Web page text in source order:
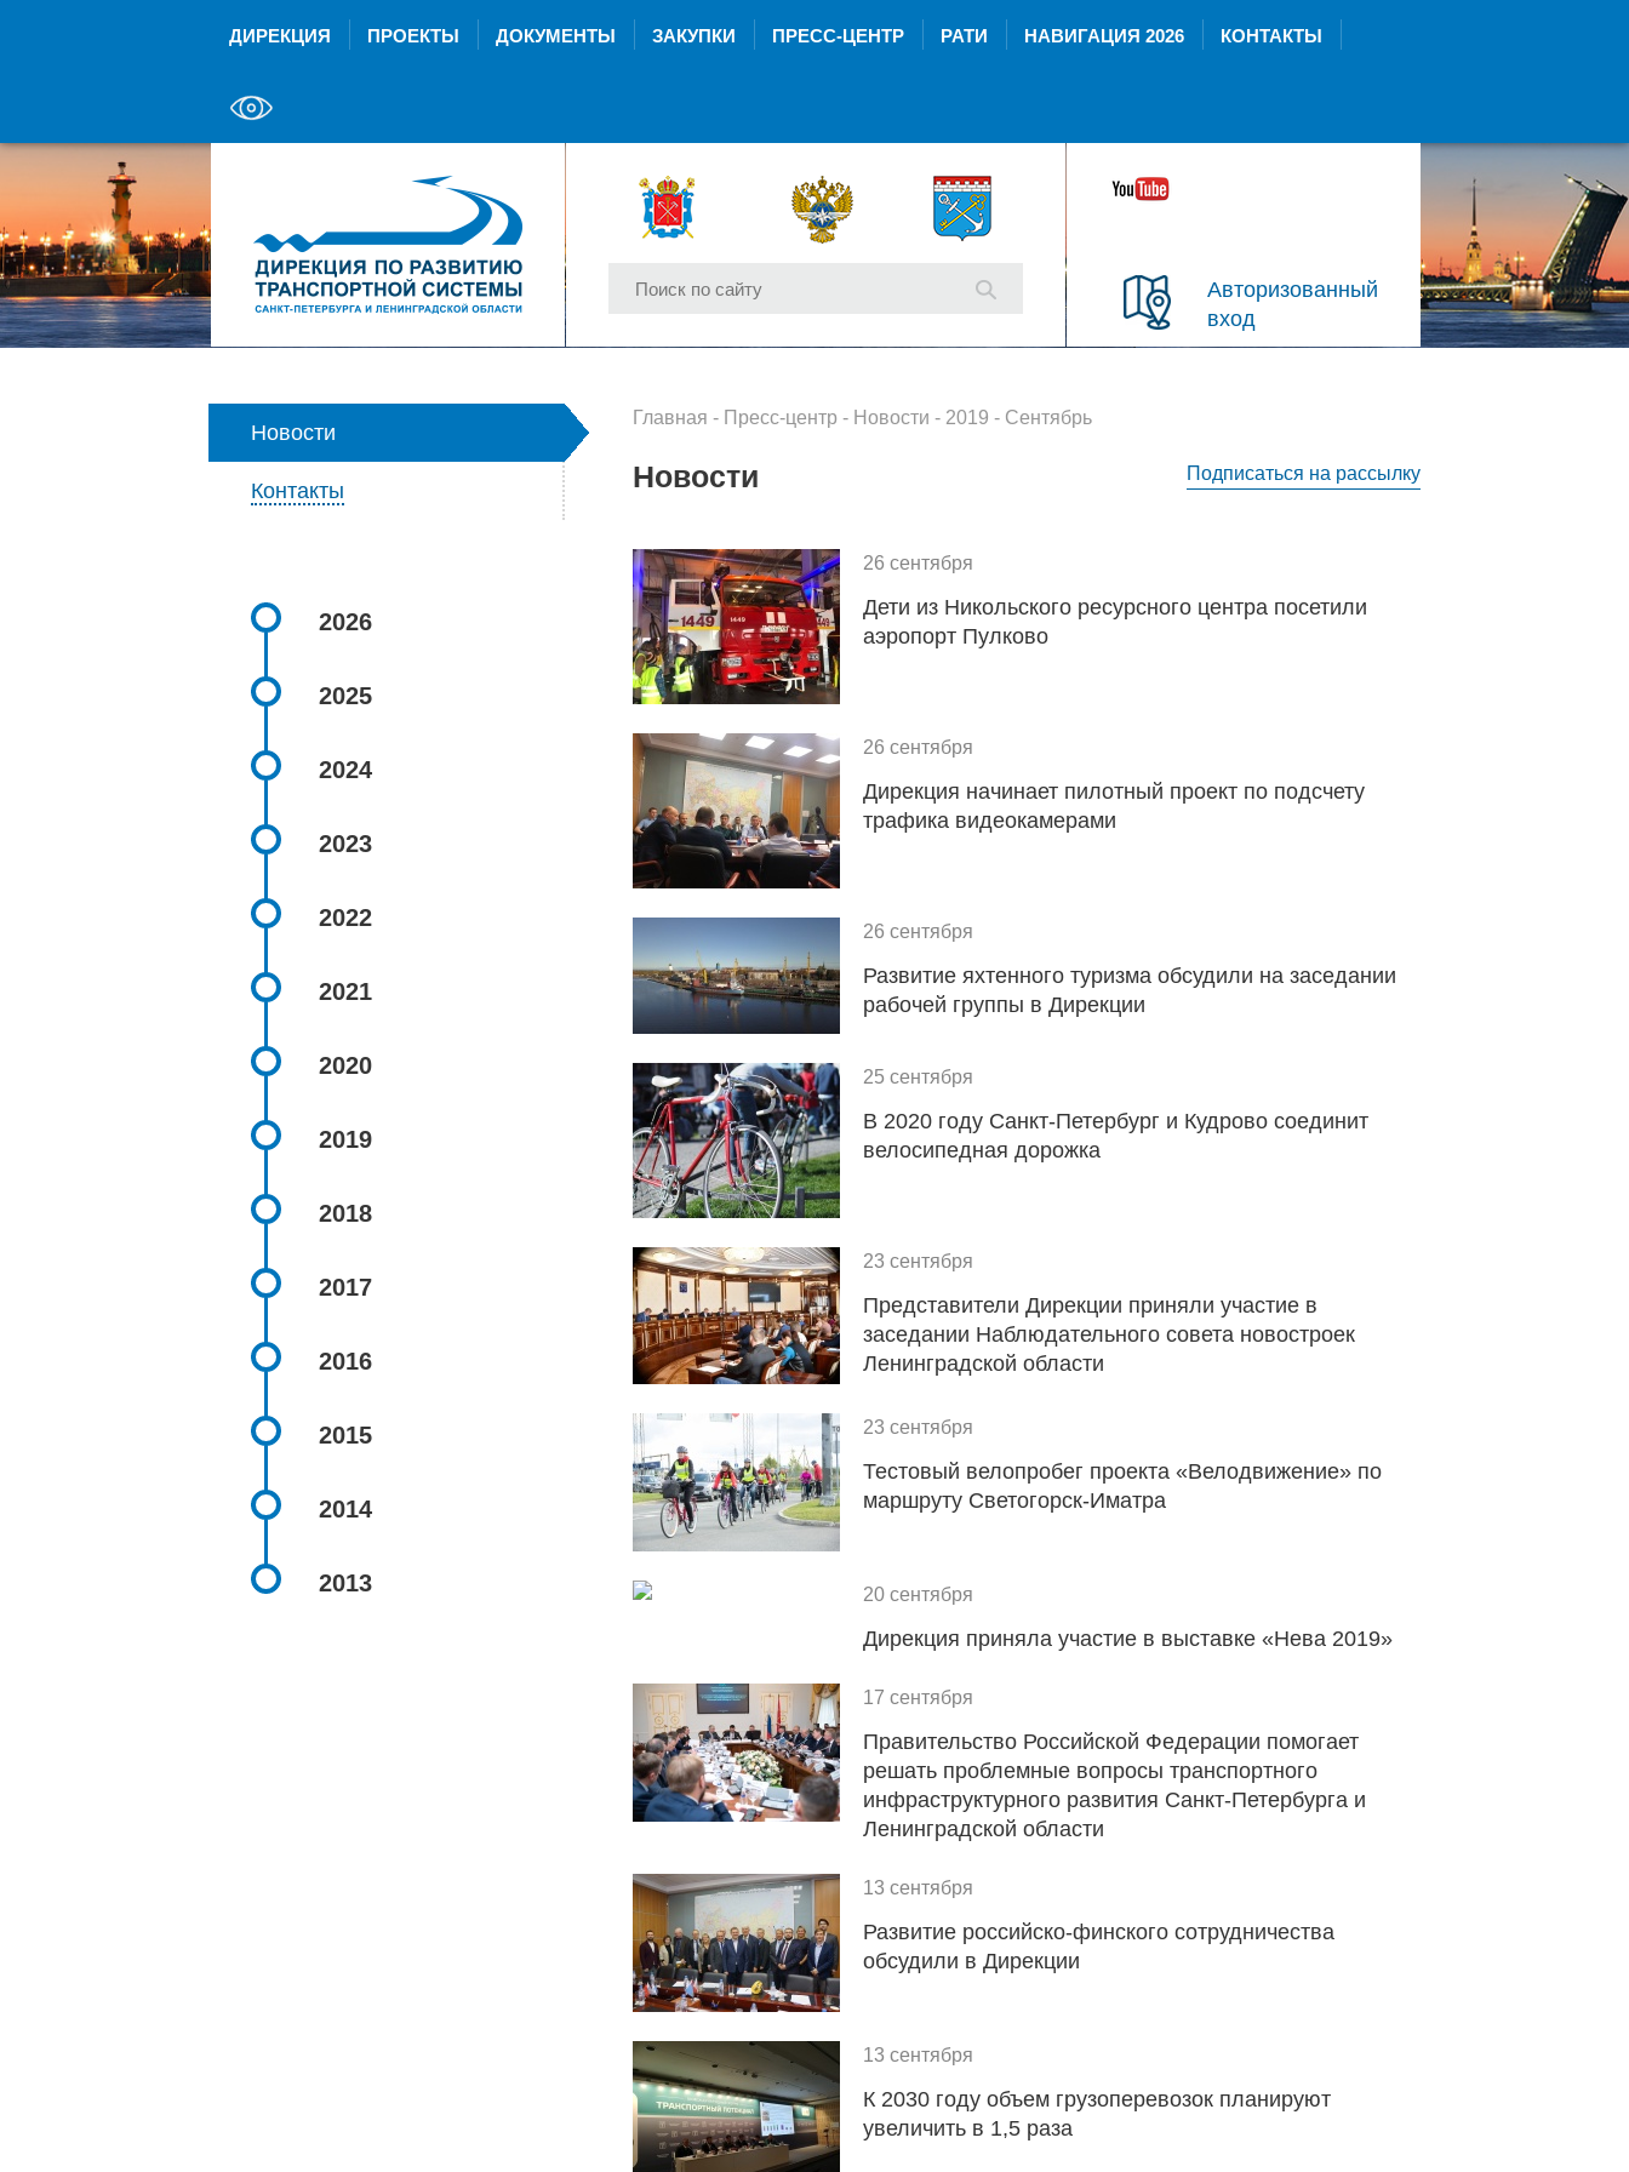
ДИРЕКЦИЯ ПРОЕКТЫ ДОКУМЕНТЫ ЗАКУПКИ ПРЕСС-ЦЕНТР РАТИ НАВИГАЦИЯ 2026 КОНТАКТЫ
Авторизованный
вход
Новости
Контакты
2026
2025
2024
2023
2022
2021
2020
2019
2018
2017
2016
2015
2014
2013
Главная - Пресс-центр - Новости - 2019 - Сентябрь
Новости Подписаться на рассылку
26 сентября
Дети из Никольского ресурсного центра посетили
аэропорт Пулково
26 сентября
Дирекция начинает пилотный проект по подсчету
трафика видеокамерами
26 сентября
Развитие яхтенного туризма обсудили на заседании
рабочей группы в Дирекции
25 сентября
В 2020 году Санкт-Петербург и Кудрово соединит
велосипедная дорожка
23 сентября
Представители Дирекции приняли участие в
заседании Наблюдательного совета новостроек
Ленинградской области
23 сентября
Тестовый велопробег проекта «Велодвижение» по
маршруту Светогорск-Иматра
20 сентября
Дирекция приняла участие в выставке «Нева 2019»
17 сентября
Правительство Российской Федерации помогает
решать проблемные вопросы транспортного
инфраструктурного развития Санкт-Петербурга и
Ленинградской области
13 сентября
Развитие российско-финского сотрудничества
обсудили в Дирекции
13 сентября
К 2030 году объем грузоперевозок планируют
увеличить в 1,5 раза